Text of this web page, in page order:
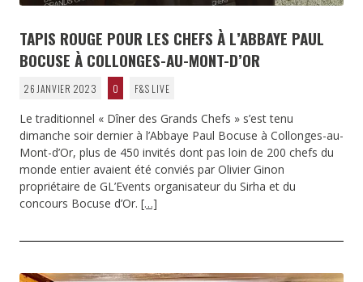
TAPIS ROUGE POUR LES CHEFS À L’ABBAYE PAUL
BOCUSE À COLLONGES-AU-MONT-D’OR
26 JANVIER 2023 0 F&S LIVE
Le traditionnel « Dîner des Grands Chefs » s’est tenu
dimanche soir dernier à l’Abbaye Paul Bocuse à Collonges-au-
Mont-d’Or, plus de 450 invités dont pas loin de 200 chefs du
monde entier avaient été conviés par Olivier Ginon
propriétaire de GL’Events organisateur du Sirha et du
concours Bocuse d’Or. […]